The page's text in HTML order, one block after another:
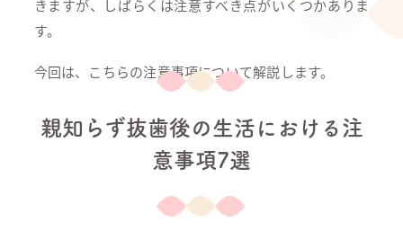
きますが、しばらくは注意すべき点がいくつかありま
す。
今回は、こちらの注意事項について解説します。
親知らず抜歯後の生活における注
意事項7選